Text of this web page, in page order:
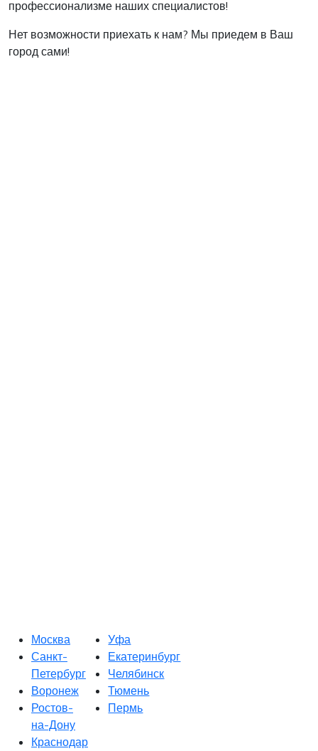
профессионализме наших специалистов!
Нет возможности приехать к нам? Мы приедем в Ваш
город сами!
Москва
Санкт-
Петербург
Воронеж
Ростов-
на-Дону
Краснодар
Уфа
Екатеринбург
Челябинск
Тюмень
Пермь